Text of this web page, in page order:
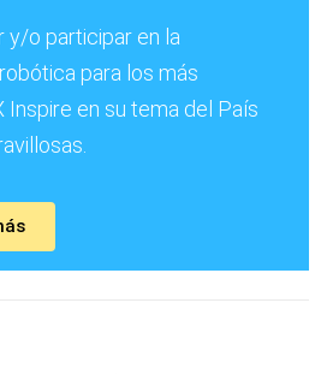
y/o participar en la
para los más
Inspire en su tema del País